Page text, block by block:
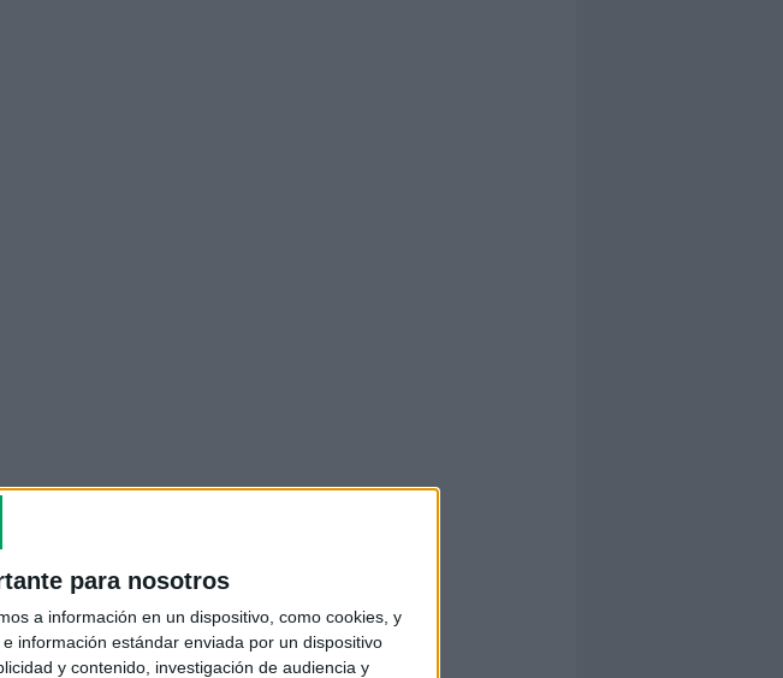
para nosotros
a información en un dispositivo, como cookies, y
información estándar enviada por un dispositivo
y contenido, investigación de audiencia y